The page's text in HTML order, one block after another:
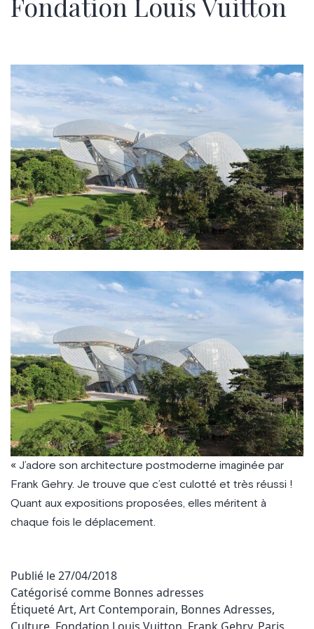
« J’adore son architecture postmoderne imaginée par
Frank Gehry. Je trouve que c’est culotté et très réussi !
Quant aux expositions proposées, elles méritent à
chaque fois le déplacement.
Publié le27/04/2018
Catégorisé comme Bonnes adresses
ÉtiquetéArt, Art Contemporain, Bonnes Adresses,